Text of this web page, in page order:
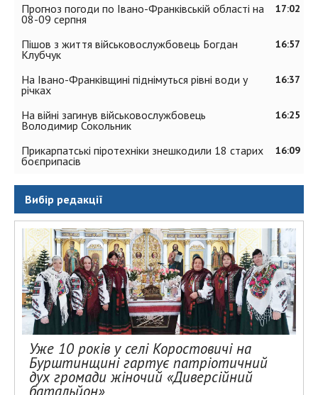
17:02
Прогноз погоди по Івано-Франківській області на
08-09 серпня
16:57
Пішов з життя військовослужбовець Богдан
Клубчук
16:37
На Івано-Франківщині піднімуться рівні води у
річках
16:25
На війні загинув військовослужбовець
Володимир Сокольник
16:09
Прикарпатські піротехніки знешкодили 18 старих
боєприпасів
Вибір редакції
Уже 10 років у селі Коростовичі на
Бурштинщині гартує патріотичний
дух громади жіночий «Диверсійний
батальйон»